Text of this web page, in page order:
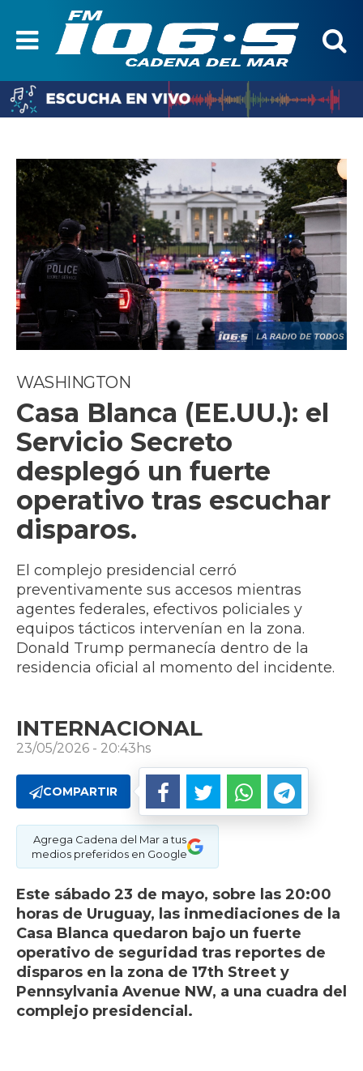
WASHINGTON
Casa Blanca (EE.UU.): el
Servicio Secreto
desplegó un fuerte
operativo tras escuchar
disparos.
El complejo presidencial cerró
preventivamente sus accesos mientras
agentes federales, efectivos policiales y
equipos tácticos intervenían en la zona.
Donald Trump permanecía dentro de la
residencia oficial al momento del incidente.
INTERNACIONAL
23/05/2026 - 20:43hs
COMPARTIR
Agrega Cadena del Mar a tus
medios preferidos en Google
Este sábado 23 de mayo, sobre las 20:00
horas de Uruguay, las inmediaciones de la
Casa Blanca quedaron bajo un fuerte
operativo de seguridad tras reportes de
disparos en la zona de 17th Street y
Pennsylvania Avenue NW, a una cuadra del
complejo presidencial.